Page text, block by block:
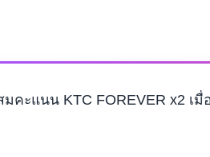
คะแนน KTC FOREVER x2 เ